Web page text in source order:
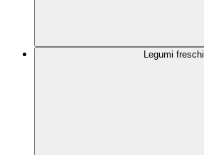
Legumi freschi